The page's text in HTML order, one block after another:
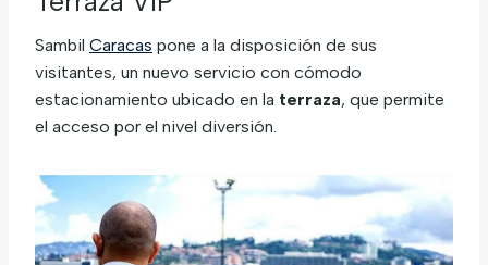
Sambil Caracas pone a la disposición de sus
visitantes, un nuevo servicio con cómodo
estacionamiento ubicado en la terraza, que permite
el acceso por el nivel diversión.